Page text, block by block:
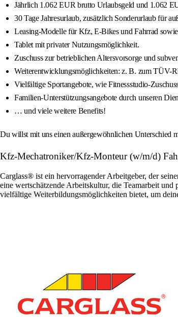
Jährlich 1.062 EUR brutto Urlaubsgeld und 1.062
30 Tage Jahresurlaub, zusätzlich Sonderurlaub für
Leasing-Modelle für Kfz, E-Bikes und Fahrrad
Tablet mit privater Nutzungsmöglichkeit.
Zuschuss zur betrieblichen Altersvorsorge und
Weiterentwicklungsmöglichkeiten: z. B. zum TÜV-
Vielfältige Sportangebote, wie Fitnessstudio-
Familien-Unterstützungsangebote durch unseren
… und viele weitere Benefits!
Du willst mit uns einen außergewöhnlichen Unterschied
Kfz-Mechatroniker/Kfz-Monteur (w/m/d)
Carglass® ist ein hervorragender Arbeitgeber, der
eine wertschätzende Arbeitskultur, die Teamarbeit
vielfältige Weiterbildungsmöglichkeiten bietet, um